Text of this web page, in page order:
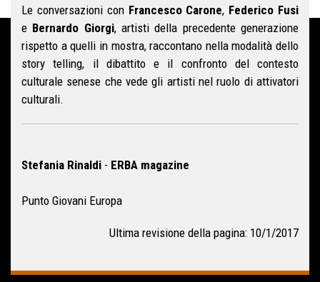
Le conversazioni con Francesco Carone, Federico Fusi
e Bernardo Giorgi, artisti della precedente generazione
rispetto a quelli in mostra, raccontano nella modalità dello
story telling, il dibattito e il confronto del contesto
culturale senese che vede gli artisti nel ruolo di attivatori
culturali.
Stefania Rinaldi - ERBA magazine
Punto Giovani Europa
Ultima revisione della pagina: 10/1/2017